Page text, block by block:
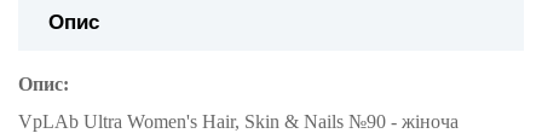
Опис
Опис:
VpLAb Ultra Women's Hair, Skin & Nails №90 - жіноча